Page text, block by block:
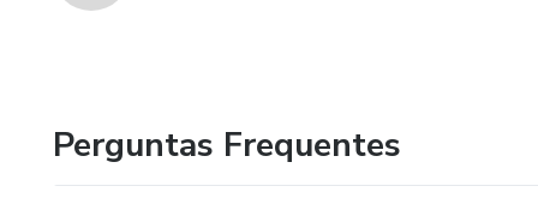
Perguntas Frequentes